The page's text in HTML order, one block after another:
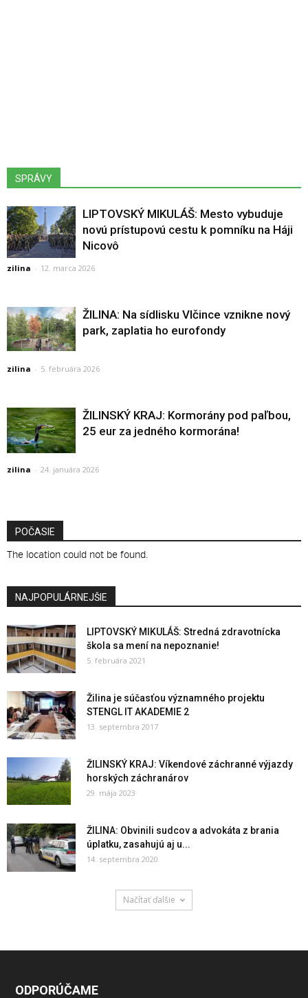
SPRÁVY
LIPTOVSKÝ MIKULÁŠ: Mesto vybuduje
novú prístupovú cestu k pomníku na Háji
Nicovô
zilina - 12. marca 2026
ŽILINA: Na sídlisku Vlčince vznikne nový
park, zaplatia ho eurofondy
zilina - 5. februára 2026
ŽILINSKÝ KRAJ: Kormorány pod paľbou,
25 eur za jedného kormorána!
zilina - 24. januára 2026
POČASIE
The location could not be found.
NAJPOPULÁRNEJŠIE
LIPTOVSKÝ MIKULÁŠ: Stredná zdravotnícka
škola sa mení na nepoznanie!
5. februára 2021
Žilina je súčasťou významného projektu
STENGL IT AKADEMIE 2
13. septembra 2017
ŽILINSKÝ KRAJ: Víkendové záchranné výjazdy
horských záchranárov
29. mája 2023
ŽILINA: Obvinili sudcov a advokáta z brania
úplatku, zasahujú aj u...
14. septembra 2020
Načítať ďalšie
ODPORÚČAME